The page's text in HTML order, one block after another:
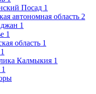
Посад 1
автономная область 2
1
1
область 1
1
Калмыкия 1
1